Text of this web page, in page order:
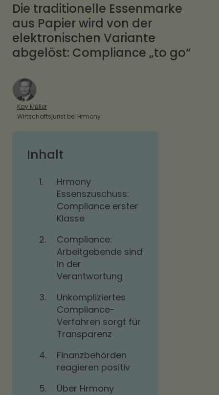
Die traditionelle Essenmarke
aus Papier wird von der
elektronischen Variante
abgelöst: Compliance „to go“
Kay Müller
Wirtschaftsjurist bei Hrmony
Inhalt
1.
Hrmony
Essenszuschuss:
Compliance erster
Klasse
2.
Compliance:
Arbeitgebende sind
in der
Verantwortung
3.
Unkompliziertes
Compliance-
Verfahren sorgt für
Transparenz
4.
Finanzbehörden
reagieren positiv
5.
Über Hrmony